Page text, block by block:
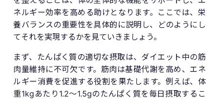
ネルギー効率を高める助けとなります。ここでは、栄
養バランスの重要性を具体的に説明し、どのようにし
てそれを実現するかを見ていきましょう。
まず、たんぱく質の適切な摂取は、ダイエット中の筋
肉量維持に不可欠です。筋肉は基礎代謝を高め、エネ
ルギー消費を促進する役割を果たします。例えば、体
重1kgあたり1.2～1.5gのたんぱく質を毎日摂取するこ